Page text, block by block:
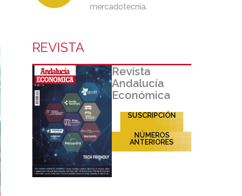
mercadotecnia.
REVISTA
Revista
Andalucía
Económica
SUSCRIPCIÓN
NÚMEROS
ANTERIORES